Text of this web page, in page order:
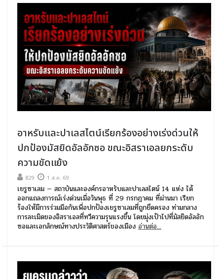
อาหรับและปาเลสไตน์เรียกร้องอย่างเร่งด่วนให้
ปกป้องมัสยิดอัลอักซอ ขณะอิสราเอลยกระดับ
ความขัดแย้ง
829 1 ส.ค. 69
เยรูซาเลม — สถาบันและองค์กรอาหรับและปาเลสไตน์ 14 แห่ง ได้
ออกแถลงการณ์เร่งด่วนเมื่อวันพุธ ที่ 29 กรกฎาคม ที่ผ่านมา เรียก
ร้องให้มีการร่วมมือกันเพื่อปกป้องเยรูซาเลมที่ถูกยึดครอง ท่ามกลาง
การละเมิดของอิสราเอลที่ทวีความรุนแรงขึ้น โดยมุ่งเป้าไปที่มัสยิดอัลอัก
ซอและเอกลักษณ์ทางประวัติศาสตร์ของเมือง อ่านต่อ...